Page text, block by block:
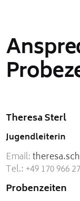
Theresa Sterl
Jugendleiterin
Email:
Tel.: +49 170 966
Probenzeiten